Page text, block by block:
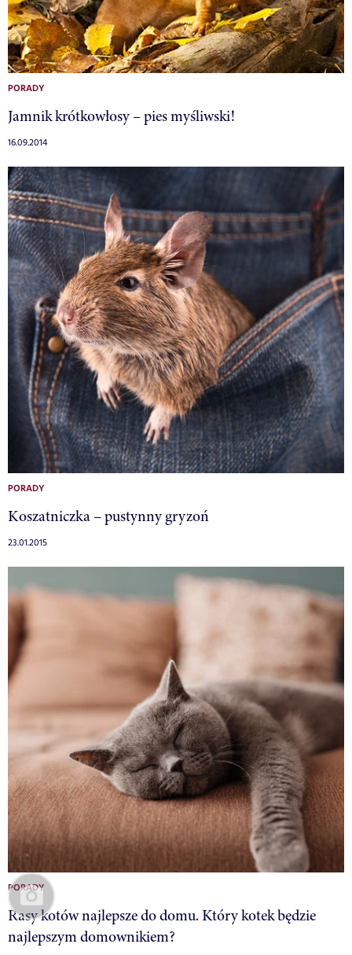
PORADY
Jamnik krótkowłosy – pies myśliwski!
16.09.2014
PORADY
Koszatniczka – pustynny gryzoń
23.01.2015
PORADY
Rasy kotów najlepsze do domu. Który kotek będzie
najlepszym domownikiem?